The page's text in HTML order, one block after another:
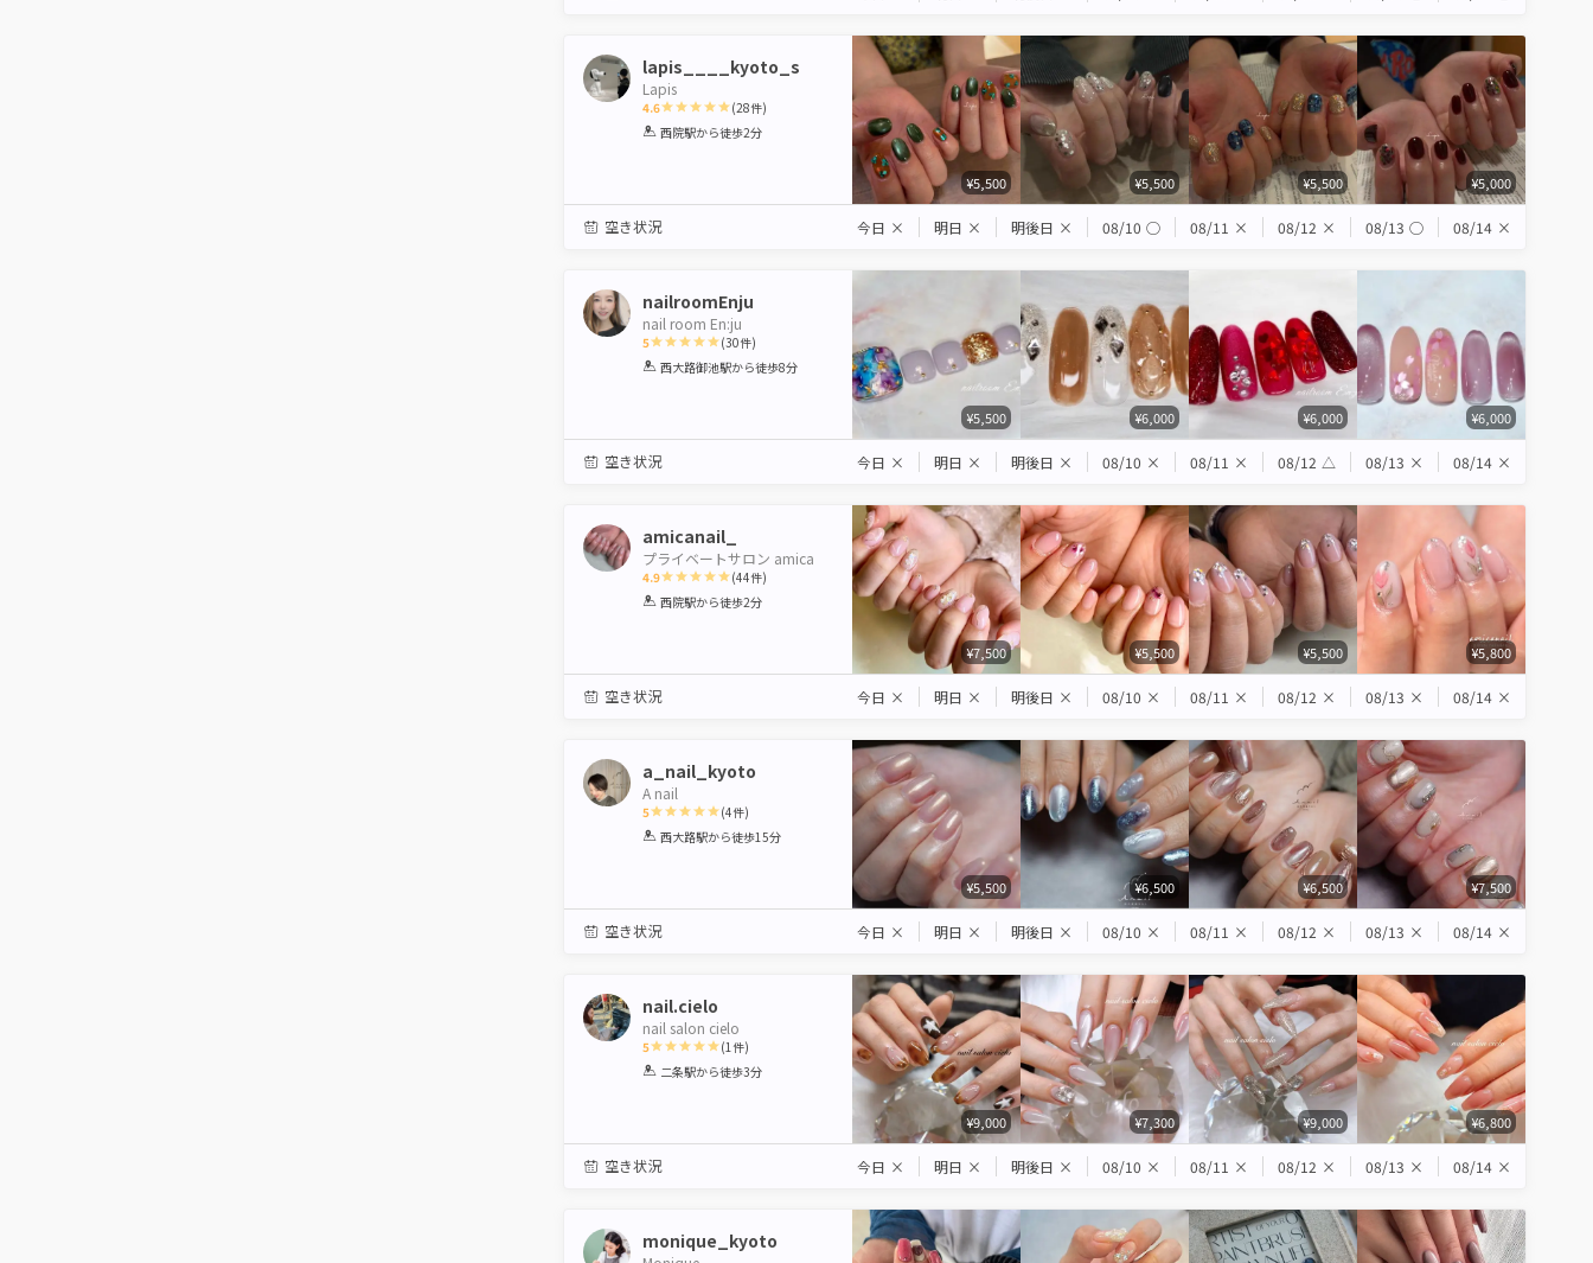
lapis____kyoto_s
Lapis
4.6
1 2 3 4 5
(28件)
西院駅から徒歩2分
¥5,500 ¥5,500 ¥5,500 ¥5,000
空き状況 今日 × 明日 × 明後日 × 08/10 ◯ 08/11 × 08/12 × 08/13 ◯ 08/14 ×
nailroomEnju
nail room En:ju
5
1 2 3 4 5
(30件)
西大路御池駅から徒歩8分
¥5,500 ¥6,000 ¥6,000 ¥6,000
空き状況 今日 × 明日 × 明後日 × 08/10 × 08/11 × 08/12 △ 08/13 × 08/14 ×
amicanail_
プライベートサロン amica
4.9
1 2 3 4 5
(44件)
西院駅から徒歩2分
¥7,500 ¥5,500 ¥5,500 ¥5,800
空き状況 今日 × 明日 × 明後日 × 08/10 × 08/11 × 08/12 × 08/13 × 08/14 ×
a_nail_kyoto
A nail
5
1 2 3 4 5
(4件)
西大路駅から徒歩15分
¥5,500 ¥6,500 ¥6,500 ¥7,500
空き状況 今日 × 明日 × 明後日 × 08/10 × 08/11 × 08/12 × 08/13 × 08/14 ×
nail.cielo
nail salon cielo
5
1 2 3 4 5
(1 件)
二条駅から徒歩3分
¥9,000 ¥7,300 ¥9,000 ¥6,800
空き状況 今日 × 明日 × 明後日 × 08/10 × 08/11 × 08/12 × 08/13 × 08/14 ×
monique_kyoto